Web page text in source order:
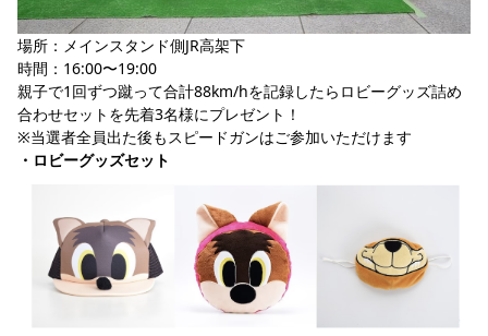
場所：メインスタンド側JR高架下
時間：16:00〜19:00
親子で1回ずつ蹴って合計88km/hを記録したらロビーグッズ詰め
合わせセットを先着3名様にプレゼント！
※当選者全員出た後もスピードガンはご参加いただけます
・ロビーグッズセット